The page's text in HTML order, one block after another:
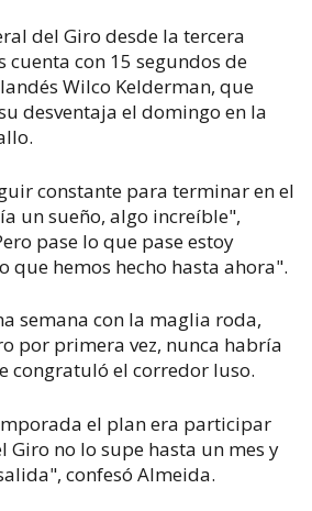
del Giro desde la tercera
con 15 segundos de
Wilco Kelderman, que
desventaja el domingo en la
constante para terminar en el
un sueño, algo increíble",
pase lo que pase estoy
que hemos hecho hasta ahora".
semana con la maglia roda,
por primera vez, nunca habría
congratuló el corredor luso.
el plan era participar
Giro no lo supe hasta un mes y
confesó Almeida.